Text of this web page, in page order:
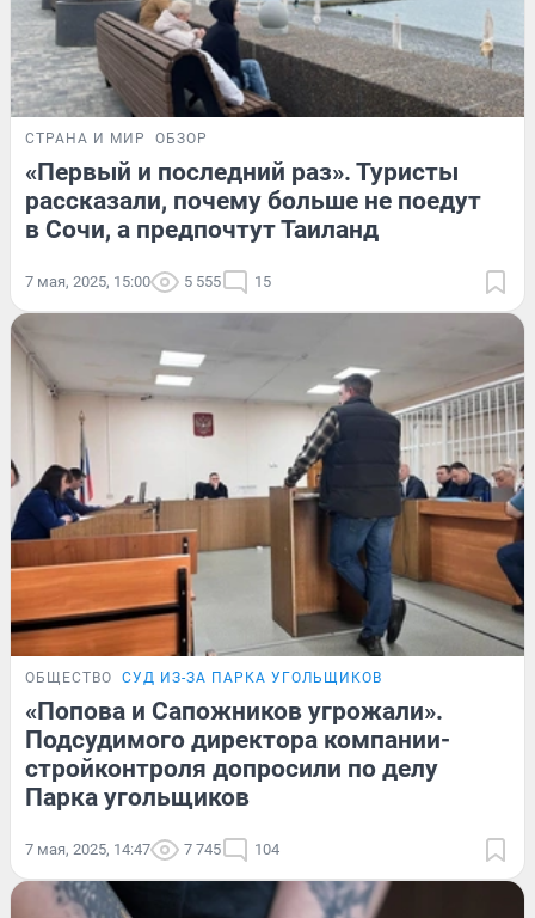
СТРАНА И МИР ОБЗОР
«Первый и последний раз». Туристы
рассказали, почему больше не поедут
в Сочи, а предпочтут Таиланд
7 мая, 2025, 15:00 5 555 15
ОБЩЕСТВО СУД ИЗ-ЗА ПАРКА УГОЛЬЩИКОВ
«Попова и Сапожников угрожали».
Подсудимого директора компании-
стройконтроля допросили по делу
Парка угольщиков
7 мая, 2025, 14:47 7 745 104